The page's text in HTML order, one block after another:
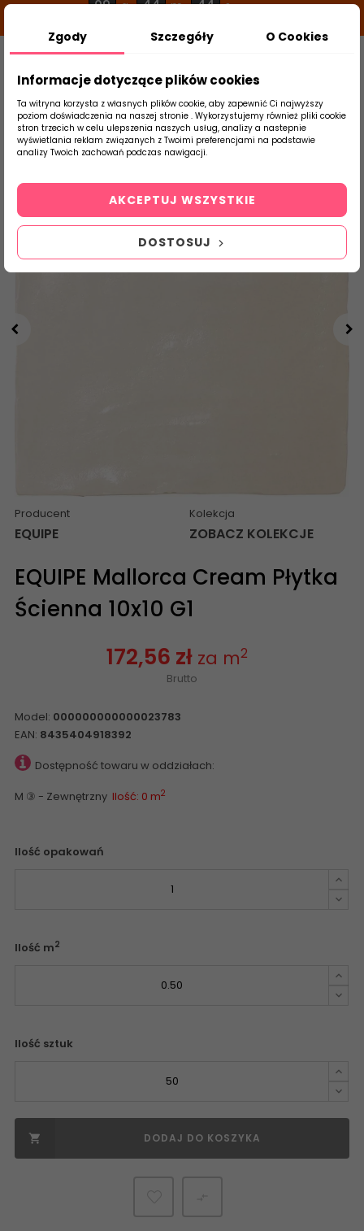
09 g 44 m 43 s
Szukaj
produktu
Strona Główna Płytki Łazienkowe
Producent
EQUIPE
Kolekcja
ZOBACZ KOLEKCJE
EQUIPE Mallorca Cream Płytka
Ścienna 10x10 G1
172,56 zł za m2
Brutto
Model: 000000000000023783
EAN: 8435404918392
Dostępność towaru w oddziałach:
M ③ - Zewnętrzny Ilość: 0 m2
Ilość opakowań
Ilość m2
Ilość sztuk
 DODAJ DO KOSZYKA
Zgody Szczegóły O Cookies
Informacje dotyczące plików cookies
Ta witryna korzysta z własnych plików cookie, aby zapewnić Ci najwyższy
poziom doświadczenia na naszej stronie . Wykorzystujemy również pliki cookie
stron trzecich w celu ulepszenia naszych usług, analizy a nastepnie
wyświetlania reklam związanych z Twoimi preferencjami na podstawie
analizy Twoich zachowań podczas nawigacji.
DOSTOSUJ
AKCEPTUJ WSZYSTKIE